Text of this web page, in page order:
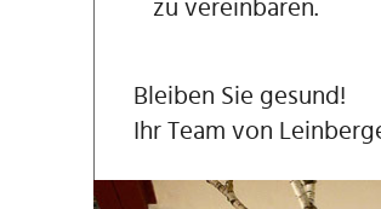
zu vereinbaren.
Bleiben Sie gesund!
Ihr Team von